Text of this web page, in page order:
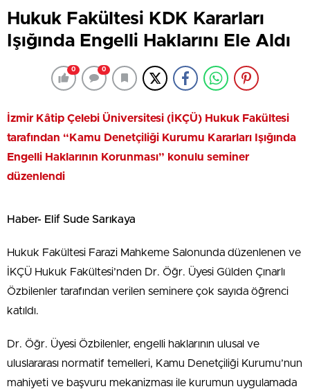
Hukuk Fakültesi KDK Kararları
Işığında Engelli Haklarını Ele Aldı
0 0
İzmir Kâtip Çelebi Üniversitesi (İKÇÜ) Hukuk Fakültesi
tarafından “Kamu Denetçiliği Kurumu Kararları Işığında
Engelli Haklarının Korunması” konulu seminer
düzenlendi
Haber- Elif Sude Sarıkaya
Hukuk Fakültesi Farazi Mahkeme Salonunda düzenlenen ve
İKÇÜ Hukuk Fakültesi’nden Dr. Öğr. Üyesi Gülden Çınarlı
Özbilenler tarafından verilen seminere çok sayıda öğrenci
katıldı.
Dr. Öğr. Üyesi Özbilenler, engelli haklarının ulusal ve
uluslararası normatif temelleri, Kamu Denetçiliği Kurumu’nun
mahiyeti ve başvuru mekanizması ile kurumun uygulamada